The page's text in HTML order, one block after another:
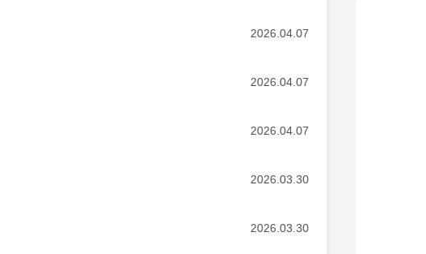
2026.04.07
2026.04.07
2026.04.07
2026.03.30
2026.03.30